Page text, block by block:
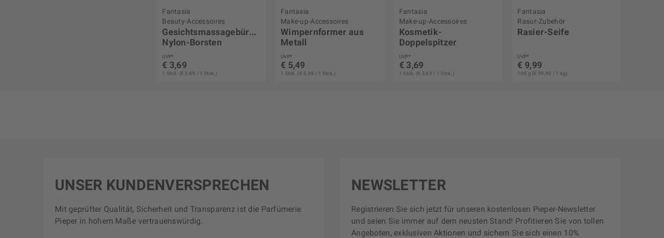
Fantasia
Beauty-Accessoires
Gesichtsmassagebürste,
Nylon-Borsten
UVP*
€ 3,69
1 Stck. (€ 3,69 / 1 Stck.)
Fantasia
Make-up-Accessoires
Wimpernformer aus
Metall
UVP*
€ 5,49
1 Stck. (€ 5,49 / 1 Stck.)
Fantasia
Make-up-Accessoires
Kosmetik-
Doppelspitzer
UVP*
€ 3,69
1 Stck. (€ 3,69 / 1 Stck.)
Fantasia
Rasur-Zubehör
Rasier-Seife
UVP*
€ 9,99
100 g (€ 99,90 / 1 kg)
NEWSLETTER
Registrieren Sie sich jetzt für unseren kostenlosen Pieper-Newsletter
und seien Sie immer auf dem neusten Stand! Profitieren Sie von tollen
Angeboten, exklusiven Aktionen und sichern Sie sich einen 10%
UNSER KUNDENVERSPRECHEN
Mit geprüfter Qualität, Sicherheit und Transparenz ist die Parfümerie
Pieper in hohem Maße vertrauenswürdig.